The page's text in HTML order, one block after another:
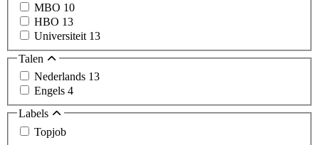
MBO 10
HBO 13
Universiteit 13
Talen
Nederlands 13
Engels 4
Labels
Topjob